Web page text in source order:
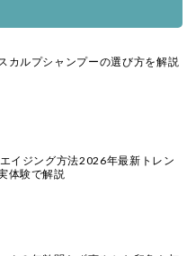
カルプシャンプーの選び方を解説
イジング方法2026年最新トレン
体験で解説